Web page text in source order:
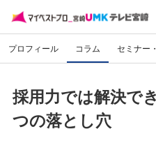
プロフィール コラム セミナー
採用力では解決で
つの落とし穴